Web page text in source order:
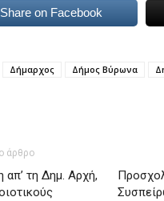
Share on Facebook
Δήμαρχος Δήμος Βύρωνα
άρθρο
απ’ τη Δημ. Αρχή,